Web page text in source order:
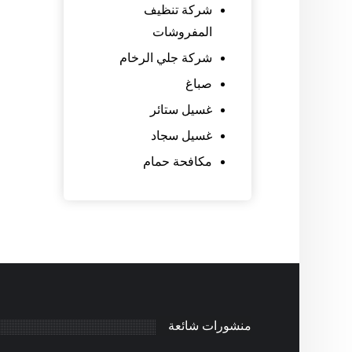
شركة تنظيف
المفروشات
شركة جلي الرخام
صباغ
غسيل ستائر
غسيل سجاد
مكافحة حمام
منشورات شائعة